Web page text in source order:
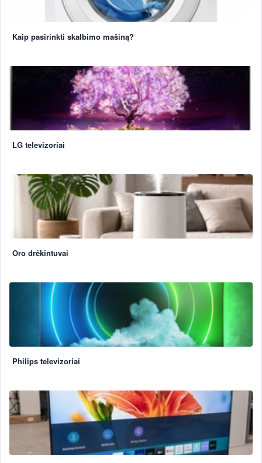
Kaip pasirinkti skalbimo mašiną?
LG televizoriai
Oro drėkintuvai
Philips televizoriai